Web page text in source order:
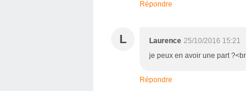
Répondre
L Laurence 25/10/2016 15:21
je peux en avoir une part
Répondre